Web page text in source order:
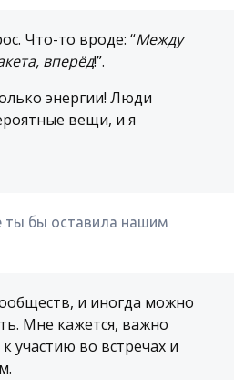
Что-то вроде: “Между
вперёд!”.
энергии! Люди
вещи, и я
ты бы оставила нашим
и иногда можно
Мне кажется, важно
участию во встречах и